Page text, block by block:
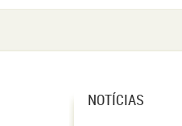
NOTÍCIAS